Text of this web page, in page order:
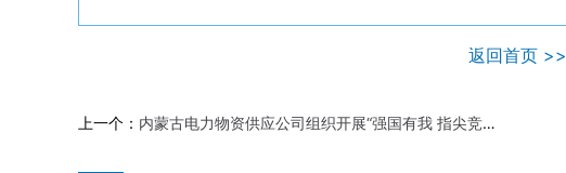
返回首页 >>
上一个： 内蒙古电力物资供应公司组织开展“强国有我 指尖竞技”主题党日活动